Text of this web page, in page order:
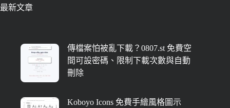
最新文章
傳檔案怕被亂下載？0807.st 免費空
間可設密碼、限制下載次數與自動
刪除
Koboyo Icons 免費手繪風格圖示